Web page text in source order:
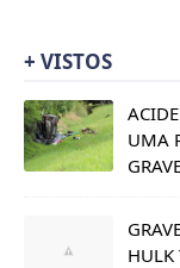
+ VISTOS
UMA
HULK